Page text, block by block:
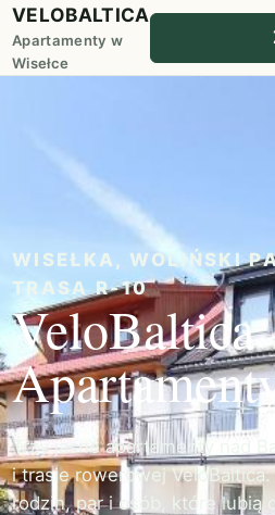
VELOBALTICA
Apartamenty w
Wisełce
WISEŁKA, WOLIŃSKI
TRASA R-10
VeloBaltica
Trzy jasne apartamenty nad
i trasie rowerowej
rodzin, par i osób, które lubią